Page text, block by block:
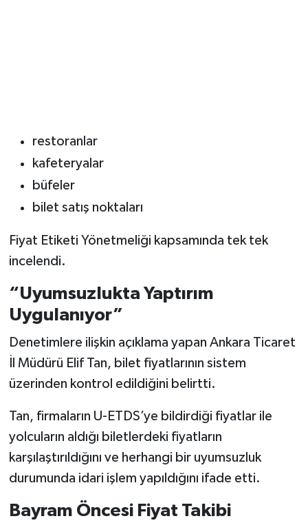
restoranlar
kafeteryalar
büfeler
bilet satış noktaları
Fiyat Etiketi Yönetmeliği kapsamında tek tek
incelendi.
“Uyumsuzlukta Yaptırım
Uygulanıyor”
Denetimlere ilişkin açıklama yapan Ankara Ticaret
İl Müdürü Elif Tan, bilet fiyatlarının sistem
üzerinden kontrol edildiğini belirtti.
Tan, firmaların U-ETDS’ye bildirdiği fiyatlar ile
yolcuların aldığı biletlerdeki fiyatların
karşılaştırıldığını ve herhangi bir uyumsuzluk
durumunda idari işlem yapıldığını ifade etti.
Bayram Öncesi Fiyat Takibi